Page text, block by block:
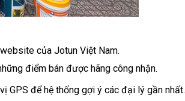
của Jotun Việt Nam.
điểm bán được hãng công nhận.
GPS để hệ thống gợi ý các đại lý gần nhất.